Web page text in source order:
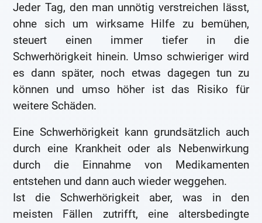
Jeder Tag, den man unnötig verstreichen lässt,
ohne sich um wirksame Hilfe zu bemühen,
steuert einen immer tiefer in die
Schwerhörigkeit hinein. Umso schwieriger wird
es dann später, noch etwas dagegen tun zu
können und umso höher ist das Risiko für
weitere Schäden.
Eine Schwerhörigkeit kann grundsätzlich auch
durch eine Krankheit oder als Nebenwirkung
durch die Einnahme von Medikamenten
entstehen und dann auch wieder weggehen.
Ist die Schwerhörigkeit aber, was in den
meisten Fällen zutrifft, eine altersbedingte